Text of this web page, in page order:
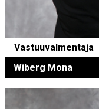
Vastuuvalmentaja
Wiberg Mona